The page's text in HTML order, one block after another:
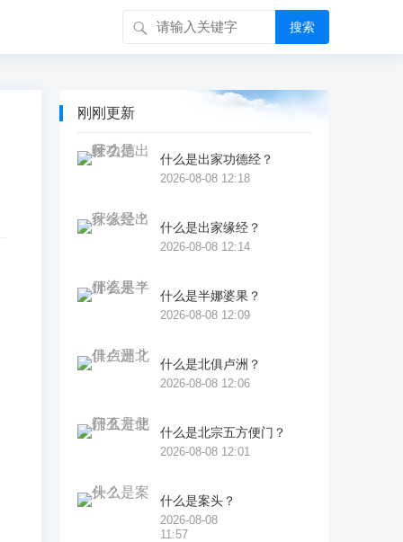
搜索
刚刚更新
什么是出家功德经？
2026-08-08 12:18
什么是出家缘经？
2026-08-08 12:14
什么是半娜婆果？
2026-08-08 12:09
什么是北俱卢洲？
2026-08-08 12:06
什么是北宗五方便门？
2026-08-08 12:01
什么是案头？
2026-08-08
11:57